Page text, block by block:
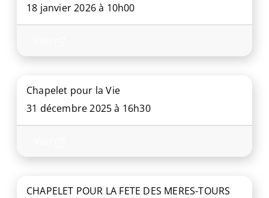
18 janvier 2026 à 10h00
Chapelet pour la Vie
31 décembre 2025 à 16h30
CHAPELET POUR LA FETE DES MERES-TOURS